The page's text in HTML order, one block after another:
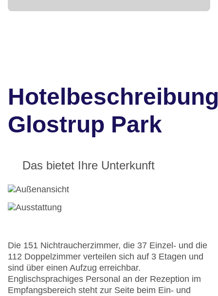
Glostrup Park
Das bietet Ihre Unterkunft
Die 151 Nichtraucherzimmer, die 37 Einzel- und die
112 Doppelzimmer verteilen sich auf 3 Etagen und
sind über einen Aufzug erreichbar.
Englischsprachiges Personal an der Rezeption im
Empfangsbereich steht zur Seite beim Ein- und